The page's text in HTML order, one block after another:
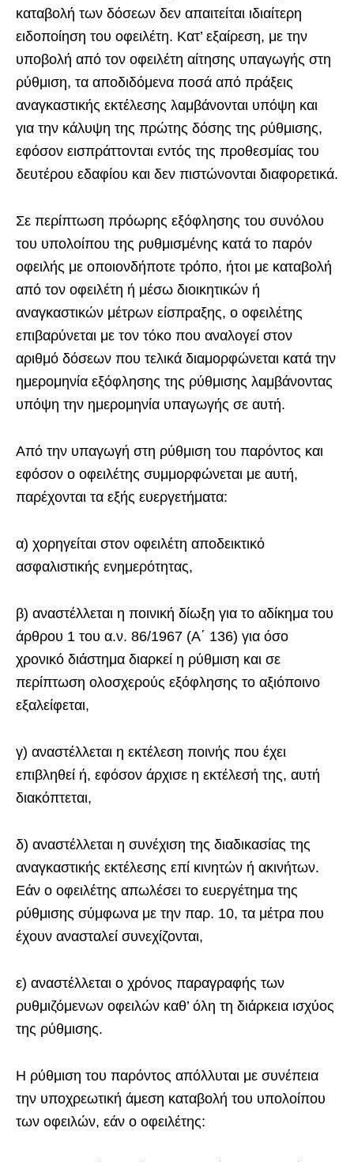
καταβολή των δόσεων δεν απαιτείται ιδιαίτερη
ειδοποίηση του οφειλέτη. Κατ’ εξαίρεση, με την
υποβολή από τον οφειλέτη αίτησης υπαγωγής στη
ρύθμιση, τα αποδιδόμενα ποσά από πράξεις
αναγκαστικής εκτέλεσης λαμβάνονται υπόψη και
για την κάλυψη της πρώτης δόσης της ρύθμισης,
εφόσον εισπράττονται εντός της προθεσμίας του
δευτέρου εδαφίου και δεν πιστώνονται διαφορετικά.
Σε περίπτωση πρόωρης εξόφλησης του συνόλου
του υπολοίπου της ρυθμισμένης κατά το παρόν
οφειλής με οποιονδήποτε τρόπο, ήτοι με καταβολή
από τον οφειλέτη ή μέσω διοικητικών ή
αναγκαστικών μέτρων είσπραξης, ο οφειλέτης
επιβαρύνεται με τον τόκο που αναλογεί στον
αριθμό δόσεων που τελικά διαμορφώνεται κατά την
ημερομηνία εξόφλησης της ρύθμισης λαμβάνοντας
υπόψη την ημερομηνία υπαγωγής σε αυτή.
Από την υπαγωγή στη ρύθμιση του παρόντος και
εφόσον ο οφειλέτης συμμορφώνεται με αυτή,
παρέχονται τα εξής ευεργετήματα:
α) χορηγείται στον οφειλέτη αποδεικτικό
ασφαλιστικής ενημερότητας,
β) αναστέλλεται η ποινική δίωξη για το αδίκημα του
άρθρου 1 του α.ν. 86/1967 (Α΄ 136) για όσο
χρονικό διάστημα διαρκεί η ρύθμιση και σε
περίπτωση ολοσχερούς εξόφλησης το αξιόποινο
εξαλείφεται,
γ) αναστέλλεται η εκτέλεση ποινής που έχει
επιβληθεί ή, εφόσον άρχισε η εκτέλεσή της, αυτή
διακόπτεται,
δ) αναστέλλεται η συνέχιση της διαδικασίας της
αναγκαστικής εκτέλεσης επί κινητών ή ακινήτων.
Εάν ο οφειλέτης απωλέσει το ευεργέτημα της
ρύθμισης σύμφωνα με την παρ. 10, τα μέτρα που
έχουν ανασταλεί συνεχίζονται,
ε) αναστέλλεται ο χρόνος παραγραφής των
ρυθμιζόμενων οφειλών καθ’ όλη τη διάρκεια ισχύος
της ρύθμισης.
Η ρύθμιση του παρόντος απόλλυται με συνέπεια
την υποχρεωτική άμεση καταβολή του υπολοίπου
των οφειλών, εάν ο οφειλέτης: